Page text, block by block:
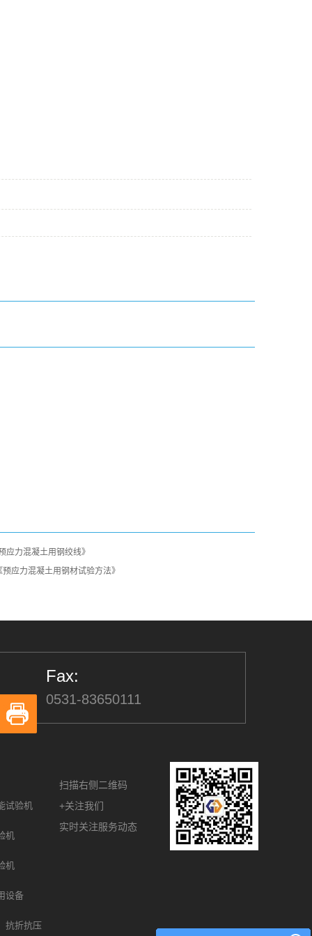
应力混凝土用钢绞线》
应力混凝土用钢材试验方法》
Fax:
0531-83650111
试验机
机
机
设备
抗折抗压
扫描右侧二维码
+关注我们
实时关注服务动态